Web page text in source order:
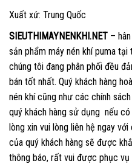
Xuất xứ: Trung Quốc
SIEUTHIMAYNENKHI.NET –
sản phẩm máy nén khí puma
chúng tôi đang phân phối đều
bán tốt nhất. Quý khách hàng
nén khí cũng như các chính
quý khách hàng sử dụng nếu
lòng xin vui lòng liên hệ ngay
của quý khách hàng sẽ được
thông báo, rất vui được phục vụ